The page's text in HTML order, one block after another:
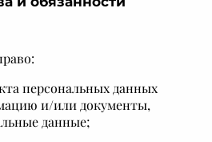
персональных данных
и/или документы,
данные;